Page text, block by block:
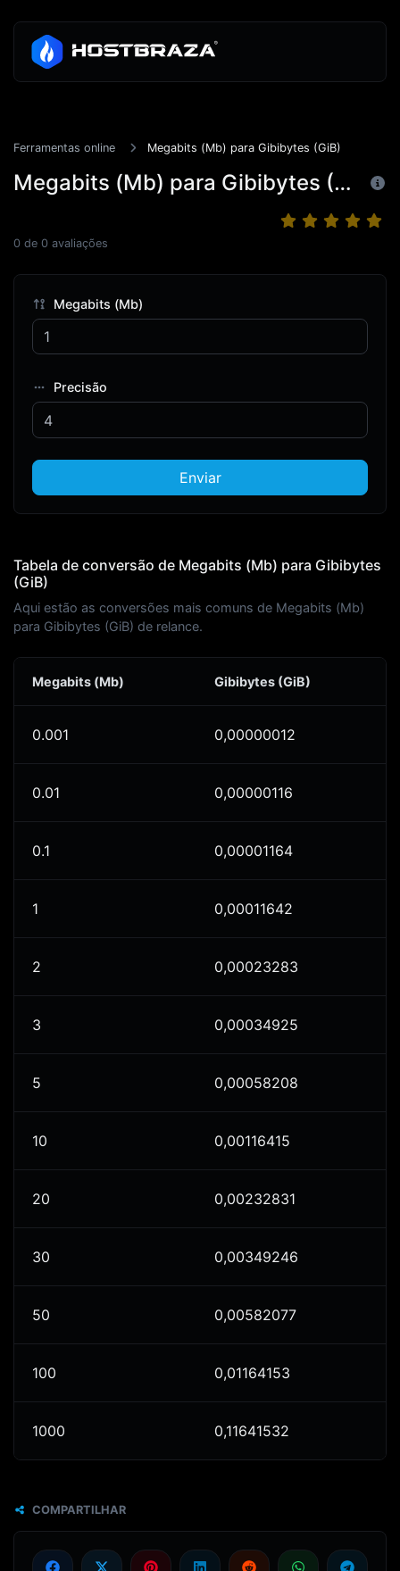
Ferramentas online Megabits (Mb) para Gibibytes (GiB)
Megabits (Mb) para Gibibytes (GiB)
0 de 0 avaliações
Megabits (Mb)
Precisão
Enviar
Tabela de conversão de Megabits (Mb) para Gibibytes
(GiB)
Aqui estão as conversões mais comuns de Megabits (Mb)
para Gibibytes (GiB) de relance.
Megabits (Mb) Gibibytes (GiB)
0.001 0,00000012
0.01 0,00000116
0.1 0,00001164
1 0,00011642
2 0,00023283
3 0,00034925
5 0,00058208
10 0,00116415
20 0,00232831
30 0,00349246
50 0,00582077
100 0,01164153
1000 0,11641532
COMPARTILHAR